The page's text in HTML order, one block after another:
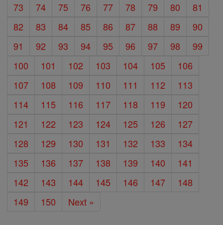
73
74 75 76 77 78 79 80
81
82
83 84 85 86 87 88 89
90
91
92 93 94 95 96 97 98
99
100
101 102 103 104 105
106
107
108 109 110 111 112
113
114
115 116 117 118 119
120
121
122 123 124 125 126
127
128
129 130 131 132 133
134
135
136 137 138 139 140
141
142
143 144 145 146 147
148
149
150 Next »